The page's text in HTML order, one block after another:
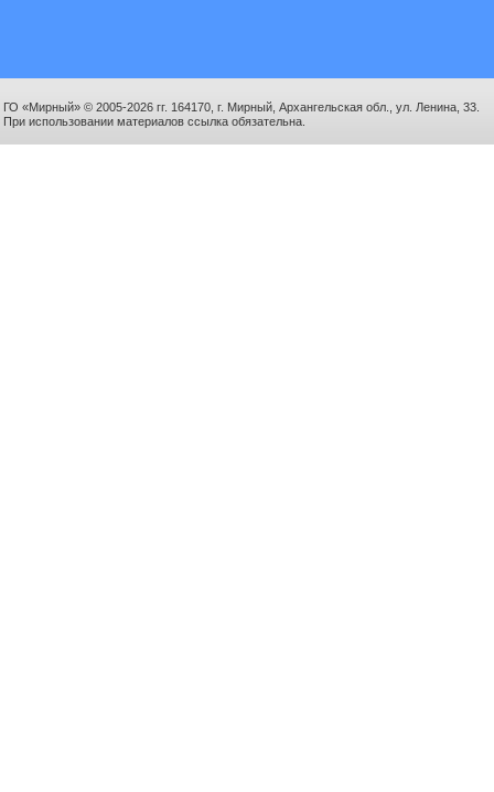
ГО «Мирный» © 2005-2026 гг. 164170, г. Мирный, Архангельская обл., ул. Ленина, 33.
При использовании материалов ссылка обязательна.